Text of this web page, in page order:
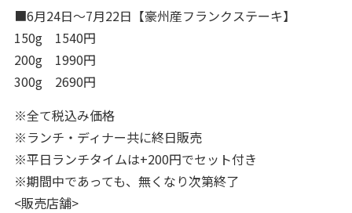
■6月24日～7月22日【豪州産フランクステーキ】
150g 1540円
200g 1990円
300g 2690円
※全て税込み価格
※ランチ・ディナー共に終日販売
※平日ランチタイムは+200円でセット付き
※期間中であっても、無くなり次第終了
<販売店舗>